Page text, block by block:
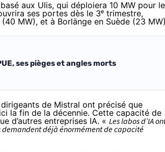
aux Ulis, qui déploiera 10 MW pour
ses portes dès le 3ᵉ trimestre,
(40 MW), et à Borlänge en Suède (23
ses pièges et angles morts
de Mistral ont précisé que
la fin de la décennie. Cette capacité de
d’autres entreprises IA. « Les labos d’IA
demandent déjà énormément de capacité